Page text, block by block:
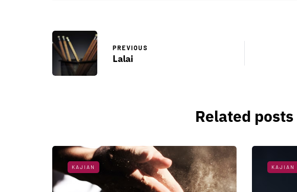
PREVIOUS
Lalai
Related posts
KAJIAN KAJIAN